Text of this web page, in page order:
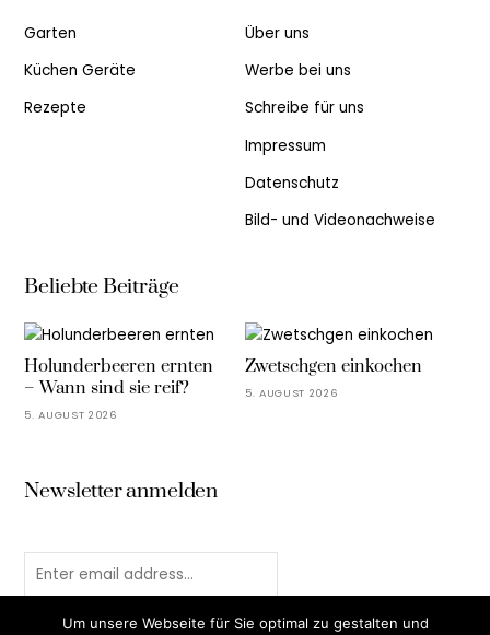
Garten
Küchen Geräte
Rezepte
Über uns
Werbe bei uns
Schreibe für uns
Impressum
Datenschutz
Bild- und Videonachweise
Beliebte Beiträge
Holunderbeeren ernten
– Wann sind sie reif?
5. AUGUST 2026
Zwetschgen einkochen
5. AUGUST 2026
Newsletter anmelden
Um unsere Webseite für Sie optimal zu gestalten und